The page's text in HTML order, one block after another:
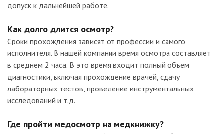
допуск к дальнейшей работе.
Как долго длится осмотр?
Сроки прохождения зависят от профессии и самого
исполнителя. В нашей компании время осмотра составляет
в среднем 2 часа. В это время входит полный объем
диагностики, включая прохождение врачей, сдачу
лабораторных тестов, проведение инструментальных
исследований и т.д.
Где пройти медосмотр на медкнижку?